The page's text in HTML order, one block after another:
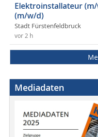
Elektroinstallateur
(m/w/d)
Stadt Fürstenfeldbruck
vor 2 h
Mediadaten